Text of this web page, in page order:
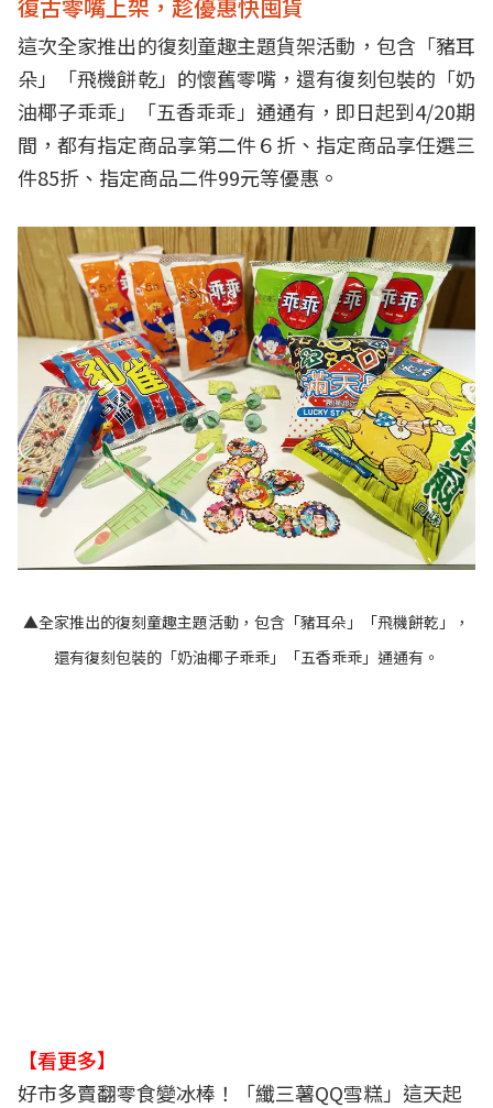
復古零嘴上架，趁優惠快囤貨
這次全家推出的復刻童趣主題貨架活動，包含「豬耳
朵」「飛機餅乾」的懷舊零嘴，還有復刻包裝的「奶
油椰子乖乖」「五香乖乖」通通有，即日起到4/20期
間，都有指定商品享第二件６折、指定商品享任選三
件85折、指定商品二件99元等優惠。
▲全家推出的復刻童趣主題活動，包含「豬耳朵」「飛機餅乾」，
還有復刻包裝的「奶油椰子乖乖」「五香乖乖」通通有。
【看更多】
好市多賣翻零食變冰棒！「纖三薯QQ雪糕」這天起